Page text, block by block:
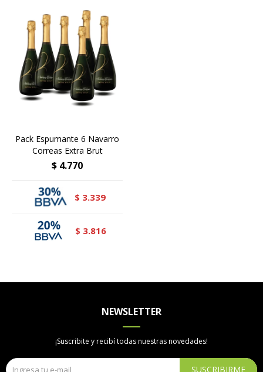
Pack Espumante 6 Navarro
Correas Extra Brut
$ 4.770
$ 3.339
$ 3.816
NEWSLETTER
¡Suscribite y recibí todas nuestras novedades!
SUSCRIBIRME